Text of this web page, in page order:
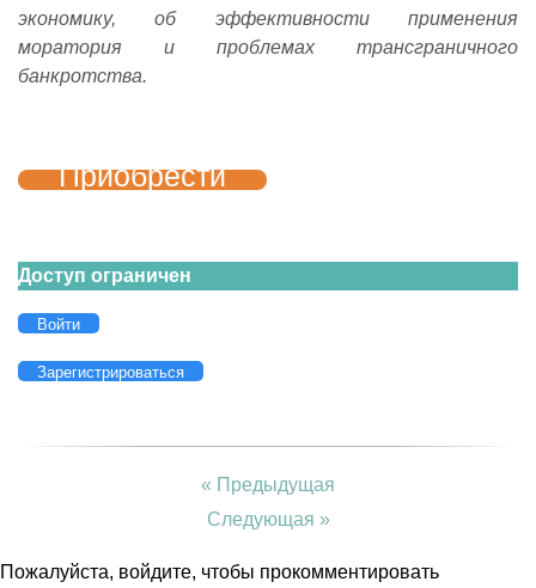
экономику, об эффективности применения
моратория и проблемах трансграничного
банкротства.
Приобрести
Доступ ограничен
Войти
Зарегистрироваться
« Предыдущая
Следующая »
Пожалуйста, войдите, чтобы прокомментировать